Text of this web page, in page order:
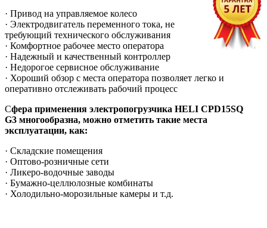
· Привод на управляемое колесо
· Электродвигатель переменного тока, не
требующий технического обслуживания
· Комфортное рабочее место оператора
· Надежный и качественный контроллер
· Недорогое сервисное обслуживание
· Хороший обзор с места оператора позволяет легко и
оперативно отслеживать рабочий процесс
Сфера применения электропогрузчика HELI CPD15SQ
G3 многообразна, можно отметить такие места
эксплуатации, как:
· Складские помещения
· Оптово-розничные сети
· Ликеро-водочные заводы
· Бумажно-целлюлозные комбинаты
· Холодильно-морозильные камеры и т.д.